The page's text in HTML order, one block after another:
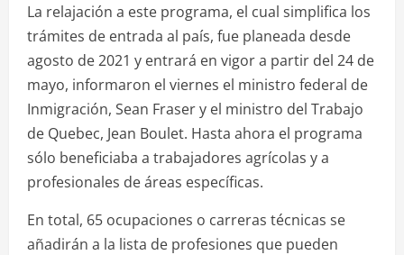
La relajación a este programa, el cual simplifica los
trámites de entrada al país, fue planeada desde
agosto de 2021 y entrará en vigor a partir del 24 de
mayo, informaron el viernes el ministro federal de
Inmigración, Sean Fraser y el ministro del Trabajo
de Quebec, Jean Boulet. Hasta ahora el programa
sólo beneficiaba a trabajadores agrícolas y a
profesionales de áreas específicas.
En total, 65 ocupaciones o carreras técnicas se
añadirán a la lista de profesiones que pueden